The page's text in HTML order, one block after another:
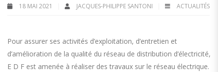
18 MAI 2021 JACQUES-PHILIPPE SANTONI ACTUALITÉS
Pour assurer ses activités d’exploitation, d’entretien et
d’amélioration de la qualité du réseau de distribution d’électricité,
E D F est amenée à réaliser des travaux sur le réseau électrique.